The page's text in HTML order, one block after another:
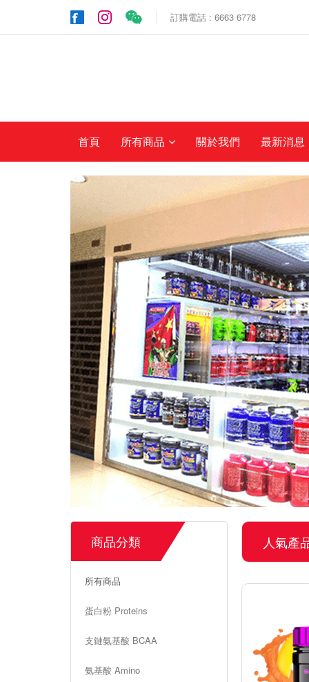
訂購電話 : 6663 6778
首頁 所有商品 關於我們 最新消息
商品分類
所有商品
蛋白粉 Proteins
支鏈氨基酸 BCAA
氨基酸 Amino
人氣產